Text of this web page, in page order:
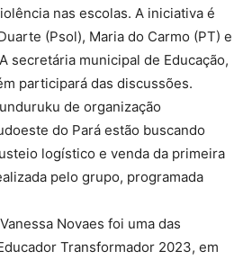
nas escolas. A iniciativa é
(Psol), Maria do Carmo (PT) e
secretária municipal de Educação,
participará das discussões.
de organização
do Pará estão buscando
logístico e venda da primeira
pelo grupo, programada
Novaes foi uma das
Transformador 2023, em